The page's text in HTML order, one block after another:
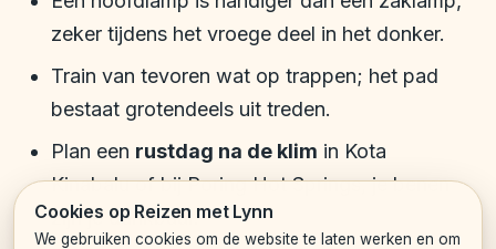
zeker tijdens het vroege deel in het donker.
Train van tevoren wat op trappen; het pad
bestaat grotendeels uit treden.
Plan een rustdag na de klim in Kota
Kinabalu of bij Poring Hot Springs, je benen
zijn je dankbaar.
Cookies op Reizen met Lynn
We gebruiken cookies om de website te laten werken en om